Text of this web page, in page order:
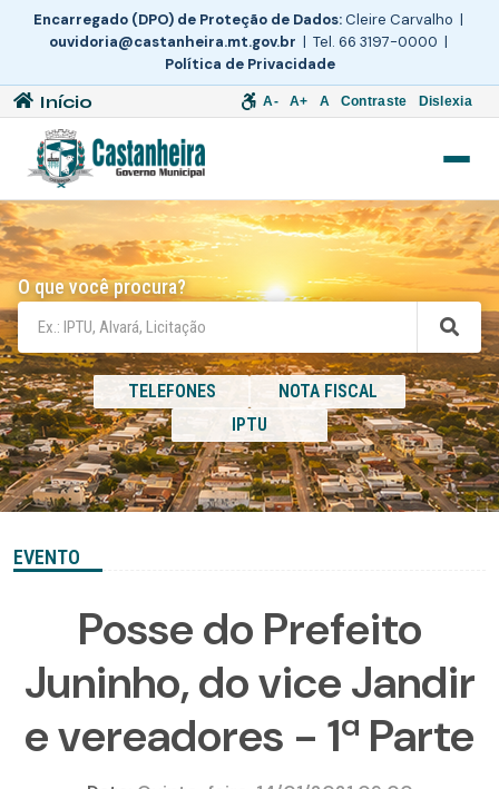
Encarregado (DPO) de Proteção de Dados:Cleire Carvalho |
ouvidoria@castanheira.mt.gov.br | Tel. 66 3197-0000 |
Política de Privacidade
Início A- A+ A Contraste Dislexia
O que você procura?
TELEFONES
NOTA FISCAL
IPTU
EVENTO
Posse do Prefeito
Juninho, do vice Jandir
e vereadores - 1ª Parte